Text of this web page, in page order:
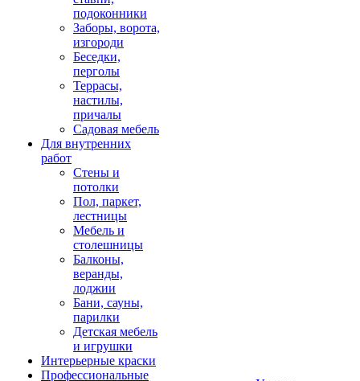
подоконники
Заборы, ворота,
изгороди
Беседки,
перголы
Террасы,
настилы,
причалы
Садовая мебель
Для внутренних
работ
Стены и
потолки
Пол, паркет,
лестницы
Мебель и
столешницы
Балконы,
веранды,
лоджии
Бани, сауны,
парилки
Детская мебель
и игрушки
Интерьерные краски
Профессиональные